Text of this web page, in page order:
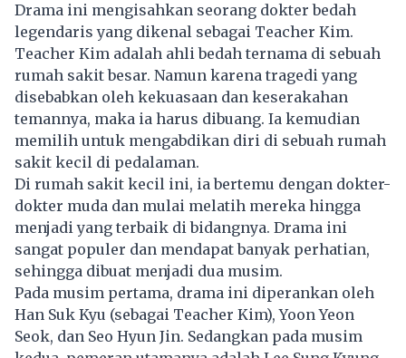
Drama ini mengisahkan seorang dokter bedah
legendaris yang dikenal sebagai Teacher Kim.
Teacher Kim adalah ahli bedah ternama di sebuah
rumah sakit besar. Namun karena tragedi yang
disebabkan oleh kekuasaan dan keserakahan
temannya, maka ia harus dibuang. Ia kemudian
memilih untuk mengabdikan diri di sebuah rumah
sakit kecil di pedalaman.
Di rumah sakit kecil ini, ia bertemu dengan dokter-
dokter muda dan mulai melatih mereka hingga
menjadi yang terbaik di bidangnya. Drama ini
sangat populer dan mendapat banyak perhatian,
sehingga dibuat menjadi dua musim.
Pada musim pertama, drama ini diperankan oleh
Han Suk Kyu (sebagai Teacher Kim), Yoon Yeon
Seok, dan Seo Hyun Jin. Sedangkan pada musim